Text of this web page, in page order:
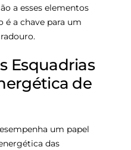
a esses elementos
é a chave para um
Esquadrias
de
um papel
das